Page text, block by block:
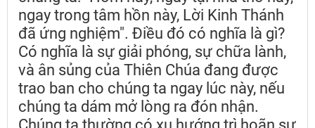
ngay trong tâm hồn này, Lời Kinh Thánh
đã ứng nghiệm". Điều đó có nghĩa là gì?
Có nghĩa là sự giải phóng, sự chữa lành,
và ân sủng của Thiên Chúa đang được
trao ban cho chúng ta ngay lúc này, nếu
chúng ta dám mở lòng ra đón nhận.